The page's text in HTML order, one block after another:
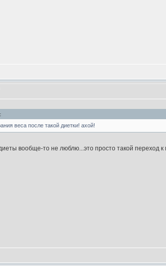
веса после такой диетки! ахой!
вообще-то не люблю...это просто такой переход